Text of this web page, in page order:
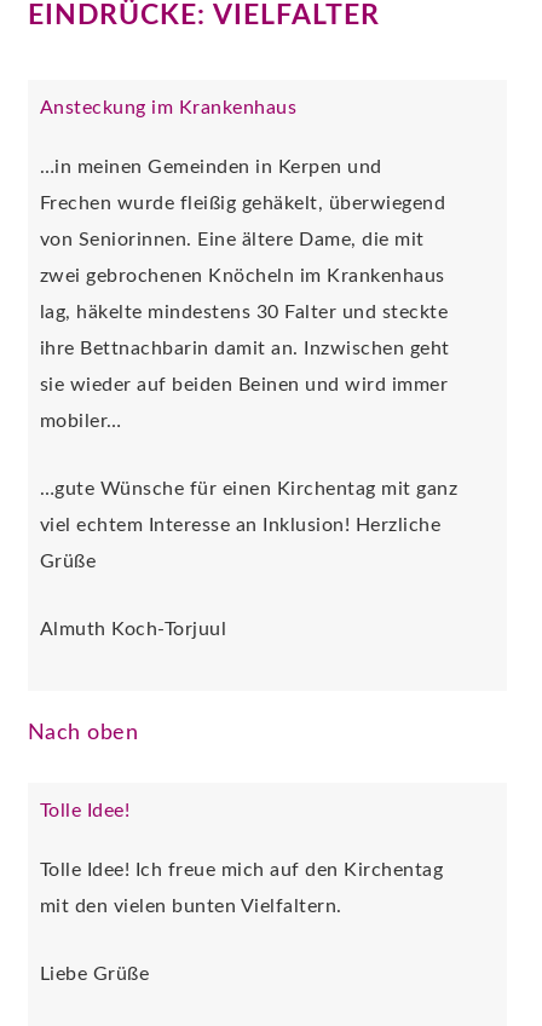
EINDRÜCKE: VIELFALTER
Ansteckung im Krankenhaus
…in meinen Gemeinden in Kerpen und
Frechen wurde fleißig gehäkelt, überwiegend
von Seniorinnen. Eine ältere Dame, die mit
zwei gebrochenen Knöcheln im Krankenhaus
lag, häkelte mindestens 30 Falter und steckte
ihre Bettnachbarin damit an. Inzwischen geht
sie wieder auf beiden Beinen und wird immer
mobiler…
…gute Wünsche für einen Kirchentag mit ganz
viel echtem Interesse an Inklusion! Herzliche
Grüße
Almuth Koch-Torjuul
Nach oben
Tolle Idee!
Tolle Idee! Ich freue mich auf den Kirchentag
mit den vielen bunten Vielfaltern.
Liebe Grüße